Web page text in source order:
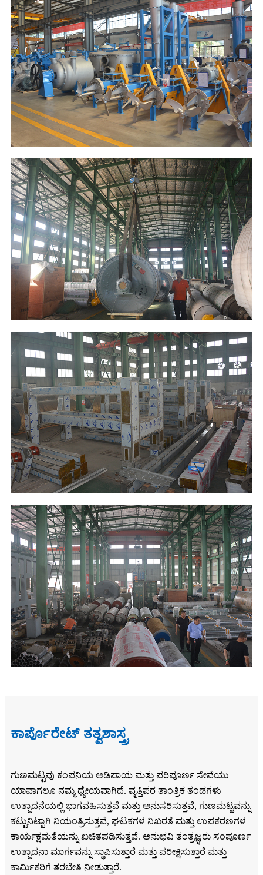
ಕಾರ್ಪೊರೇಟ್ ತತ್ವಶಾಸ್ತ್ರ
ಗುಣಮಟ್ಟವು ಕಂಪನಿಯ ಅಡಿಪಾಯ ಮತ್ತು ಪರಿಪೂರ್ಣ ಸೇವೆಯು
ಯಾವಾಗಲೂ ನಮ್ಮ ಧ್ಯೇಯವಾಗಿದೆ. ವೃತ್ತಿಪರ ತಾಂತ್ರಿಕ ತಂಡಗಳು
ಉತ್ಪಾದನೆಯಲ್ಲಿ ಭಾಗವಹಿಸುತ್ತವೆ ಮತ್ತು ಅನುಸರಿಸುತ್ತವೆ, ಗುಣಮಟ್ಟವನ್ನು
ಕಟ್ಟುನಿಟ್ಟಾಗಿ ನಿಯಂತ್ರಿಸುತ್ತವೆ, ಘಟಕಗಳ ನಿಖರತೆ ಮತ್ತು ಉಪಕರಣಗಳ
ಕಾರ್ಯಕ್ಷಮತೆಯನ್ನು ಖಚಿತಪಡಿಸುತ್ತವೆ. ಅನುಭವಿ ತಂತ್ರಜ್ಞರು ಸಂಪೂರ್ಣ
ಉತ್ಪಾದನಾ ಮಾರ್ಗವನ್ನು ಸ್ಥಾಪಿಸುತ್ತಾರೆ ಮತ್ತು ಪರೀಕ್ಷಿಸುತ್ತಾರೆ ಮತ್ತು
ಕಾರ್ಮಿಕರಿಗೆ ತರಬೇತಿ ನೀಡುತ್ತಾರೆ.